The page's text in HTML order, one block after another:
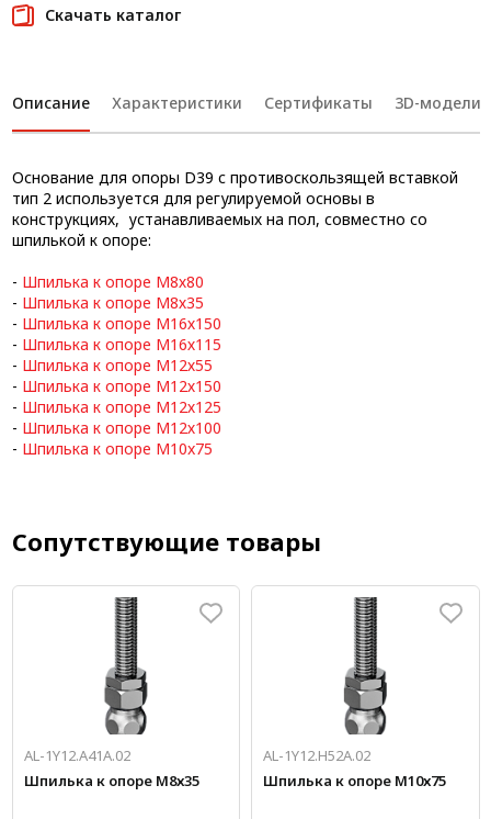
Скачать каталог
Описание Характеристики Сертификаты 3D-модели
Основание для опоры D39 c противоскользящей вставкой
тип 2 используется для регулируемой основы в
конструкциях, устанавливаемых на пол, совместно со
шпилькой к опоре:
- Шпилька к опоре М8х80
- Шпилька к опоре М8х35
- Шпилька к опоре М16х150
- Шпилька к опоре М16х115
- Шпилька к опоре М12х55
- Шпилька к опоре М12х150
- Шпилька к опоре М12х125
- Шпилька к опоре М12х100
- Шпилька к опоре М10x75
Сопутствующие товары
AL-1Y12.A41A.02
Шпилька к опоре М8х35
AL-1Y12.H52A.02
Шпилька к опоре М10х75